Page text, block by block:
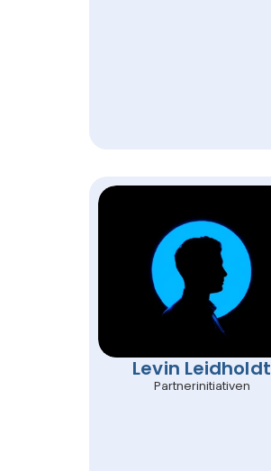
Levin Leidholdt
Partnerinitiativen